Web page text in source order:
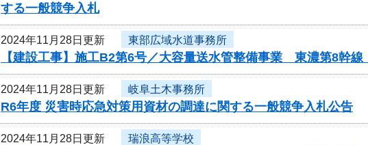
する一般競争入札
2024年11月28日更新 東部広域水道事務所
【建設工事】施工B2第6号／大容量送水管整備事業 東濃第8幹線
2024年11月28日更新 岐阜土木事務所
R6年度 災害時応急対策用資材の調達に関する一般競争入札公告
2024年11月28日更新 瑞浪高等学校